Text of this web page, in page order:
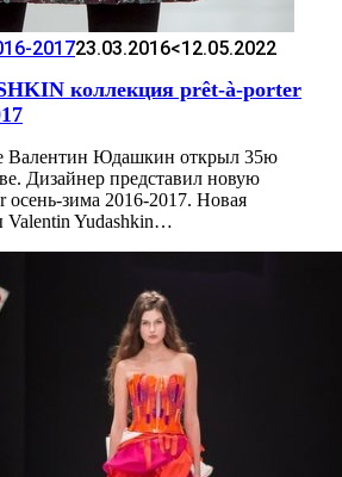
201723.03.2016<12.05.2022
коллекция prêt-à-porter
Валентин Юдашкин открыл 35ю
Дизайнер представил новую
осень-зима 2016-2017. Новая
Yudashkin…